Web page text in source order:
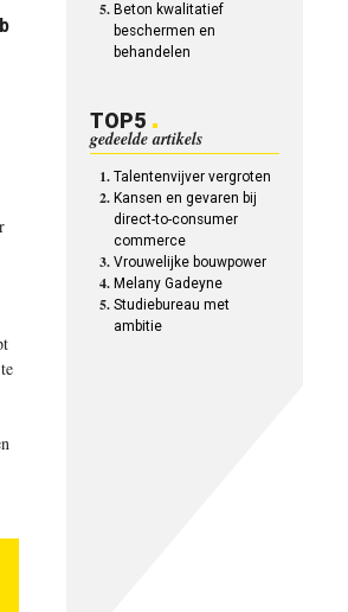
Beton kwalitatief
beschermen en
behandelen
TOP5
gedeelde artikels
Talentenvijver vergroten
Kansen en gevaren bij
direct-to-consumer
commerce
Vrouwelijke bouwpower
Melany Gadeyne
Studiebureau met
ambitie